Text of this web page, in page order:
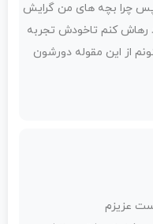
چرا بچه های من گرایش
رهاش کنم تاخودش تجربه
از این مقوله دورشون
عزیزم